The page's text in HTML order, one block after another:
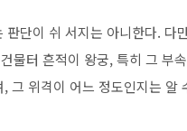
단이 쉬 서지는 아니한다. 다
물터 흔적이 왕궁, 특히 그 부
그 위격이 어느 정도인지는 알